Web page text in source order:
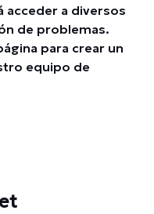
acceder a diversos
de problemas.
para crear un
equipo de